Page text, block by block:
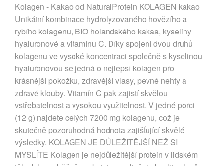
Kolagen - Kakao od NaturalProtein KOLAGEN kakao
Unikátní kombinace hydrolyzovaného hovězího a
rybího kolagenu, BIO holandského kakaa, kyseliny
hyaluronové a vitamínu C. Díky spojení dvou druhů
kolagenu ve vysoké koncentraci společně s kyselinou
hyaluronovou se jedná o nejlepší kolagen pro
krásnější pokožku, zdravější vlasy, pevné nehty a
zdravé klouby. Vitamín C pak zajistí skvělou
vstřebatelnost a vysokou využitelnost. V jedné porci
(12 g) najdete celých 7200 mg kolagenu, což je
skutečně pozoruhodná hodnota zajišťující skvělé
výsledky. KOLAGEN JE DŮLEŽITĚJŠÍ NEŽ SI
MYSLÍTE Kolagen je nejdůležitější protein v lidském